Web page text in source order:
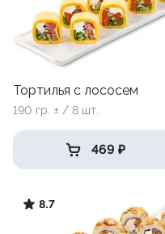
Тортилья с лососем
190 гр. ± / 8 шт.
469 ₽
8.7